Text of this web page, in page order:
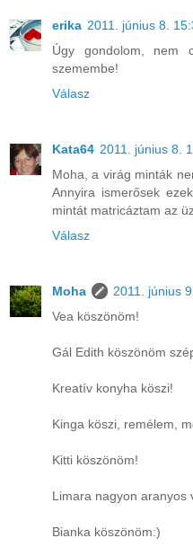
erika 2011. június 8.
Úgy gondolom, nem
szemembe!
Válasz
Kata64 2011. június 8.
Moha, a virág minták
Annyira ismerősek
mintát matricáztam az
Válasz
Moha
2011. június
Vea köszönöm!
Gál Edith köszönöm
Kreatív konyha köszi!
Kinga köszi, remélem,
Kitti köszönöm!
Limara nagyon aranyos
Bianka köszönöm:)